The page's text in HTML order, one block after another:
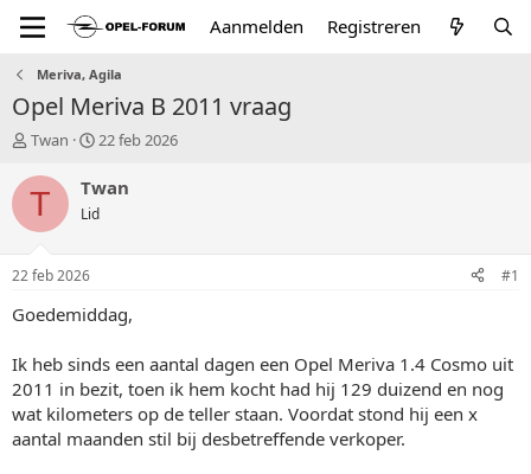
Aanmelden Registreren
Meriva, Agila
Opel Meriva B 2011 vraag
T
p
i
t
a
r
r
Twan
S
a
r
t
u
22 feb 2026
T Twan
Lid
22 feb 2026 #1
Goedemiddag,
Ik heb sinds een aantal dagen een Opel Meriva 1.4 Cosmo uit
2011 in bezit, toen ik hem kocht had hij 129 duizend en nog
wat kilometers op de teller staan. Voordat stond hij een x
aantal maanden stil bij desbetreffende verkoper.